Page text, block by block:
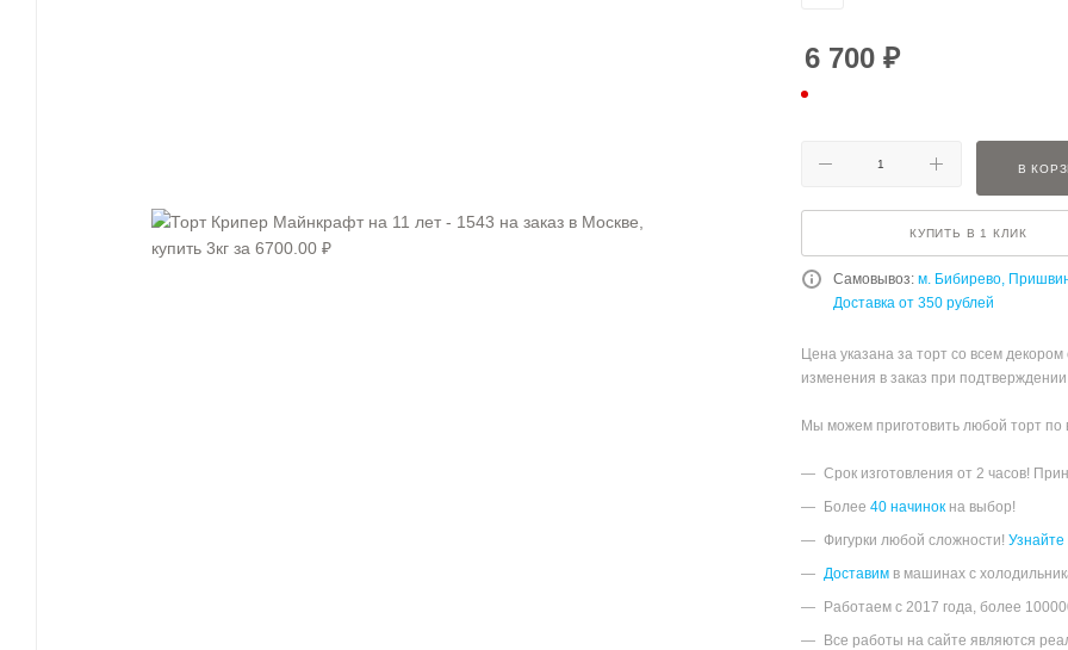
6 700 ₽
В
КУПИТЬ В 1 КЛИК
Самовывоз: м. Бибирево,
Доставка от 350 рублей
Цена указана за торт со всем
изменения в заказ при
Мы можем приготовить любой торт
Срок изготовления от 2 часов!
Более 40 начинок на выбор!
Фигурки любой сложности!
Доставим в машинах с
Работаем с 2017 года, более
Все работы на сайте являются